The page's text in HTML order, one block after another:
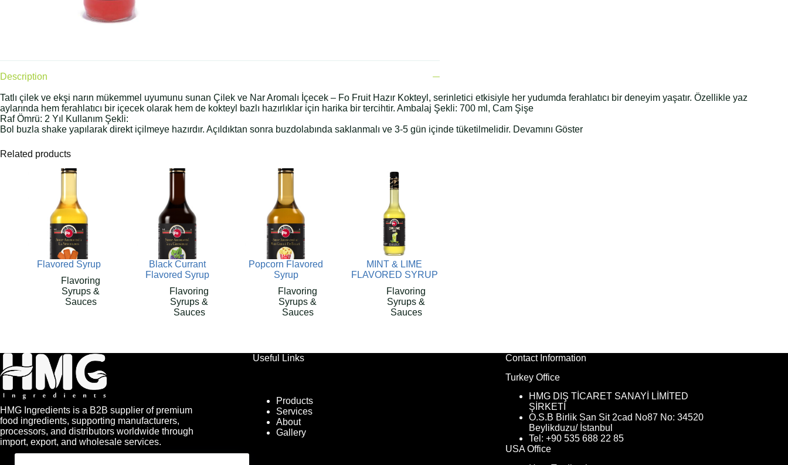
Description
Tatlı çilek ve ekşi narın mükemmel uyumunu sunan Çilek ve Nar Aromalı İçecek – Fo Fruit Hazır Kokteyl, serinletici etkisiyle her yudumda ferahlatıcı bir deneyim yaşatır. Özellikle yaz
aylarında hem ferahlatıcı bir içecek olarak hem de kokteyl bazlı hazırlıklar için harika bir tercihtir. Ambalaj Şekli: 700 ml, Cam Şişe
Raf Ömrü: 2 Yıl Kullanım Şekli:
Bol buzla shake yapılarak direkt içilmeye hazırdır. Açıldıktan sonra buzdolabında saklanmalı ve 3-5 gün içinde tüketilmelidir. Devamını Göster
Related products
Flavored Syrup
Flavoring
Syrups &
Sauces
Black Currant
Flavored Syrup
Flavoring
Syrups &
Sauces
Popcorn Flavored
Syrup
Flavoring
Syrups &
Sauces
MINT & LIME
FLAVORED SYRUP
Flavoring
Syrups &
Sauces
HMG Ingredients is a B2B supplier of premium
food ingredients, supporting manufacturers,
processors, and distributors worldwide through
import, export, and wholesale services.
Useful Links
Products
Services
About
Gallery
Contact Information
Turkey Office
HMG DIŞ TİCARET SANAYİ LİMİTED
ŞİRKETİ
O.S.B Birlik San Sit 2cad No87 No: 34520
Beylikduzu/ İstanbul
Tel: +90 535 688 22 85
USA Office